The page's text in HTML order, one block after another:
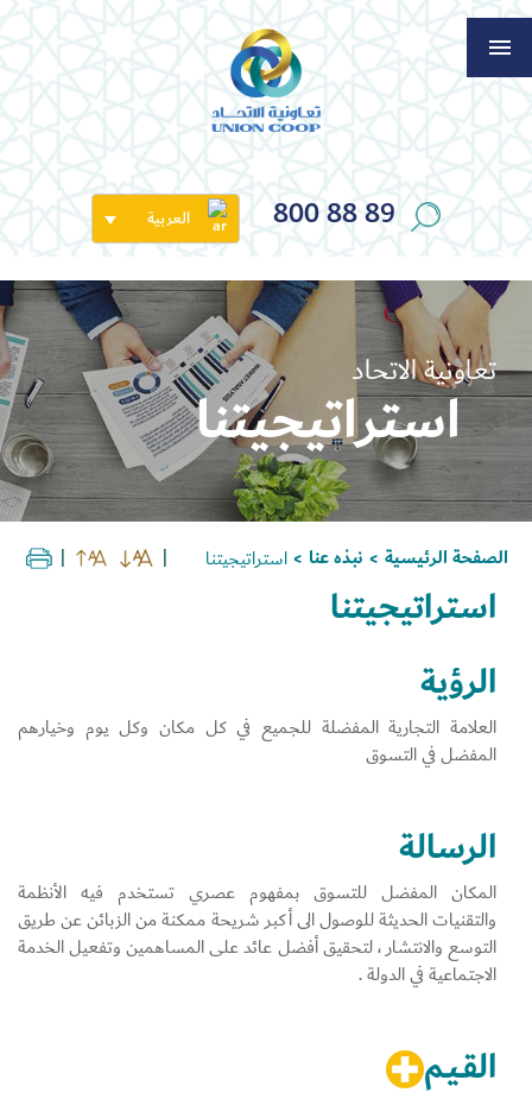
800 88 89 العربية
تعاونية الاتحاد
استراتيجيتنا
الصفحة الرئيسية > نبذه عنا > استراتيجيتنا
استراتيجيتنا
الرؤية
العلامة التجارية المفضلة للجميع في كل مكان وكل يوم وخيارهم
المفضل في التسوق
الرسالة
المكان المفضل للتسوق بمفهوم عصري تستخدم فيه الأنظمة
والتقنيات الحديثة للوصول الى أكبر شريحة ممكنة من الزبائن عن طريق
التوسع والانتشار ، لتحقيق أفضل عائد على المساهمين وتفعيل الخدمة
الاجتماعية في الدولة .
القـيـم